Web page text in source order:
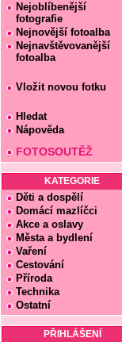
Nejoblíbenější
fotografie
Nejnovější fotoalba
Nejnavštěvovanější
fotoalba
Vložit novou fotku
Hledat
Nápověda
FOTOSOUTĚŽ
KATEGORIE
Děti a dospělí
Domácí mazlíčci
Akce a oslavy
Města a bydlení
Vaření
Cestování
Příroda
Technika
Ostatní
PŘIHLÁŠENÍ